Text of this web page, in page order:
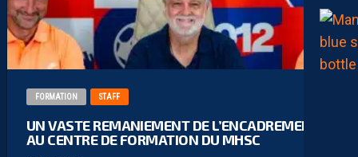
FORMATION STAFF
UN VASTE REMANIEMENT DE L’ENCADREMENT
AU CENTRE DE FORMATION DU MHSC